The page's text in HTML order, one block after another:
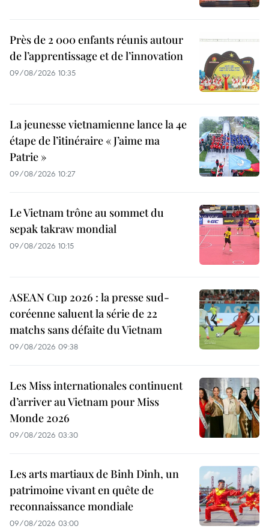
Près de 2 000 enfants réunis autour
de l’apprentissage et de l’innovation
09/08/2026 10:35
La jeunesse vietnamienne lance la 4e
étape de l’itinéraire « J’aime ma
Patrie »
09/08/2026 10:27
Le Vietnam trône au sommet du
sepak takraw mondial
09/08/2026 10:15
ASEAN Cup 2026 : la presse sud-
coréenne saluent la série de 22
matchs sans défaite du Vietnam
09/08/2026 09:38
Les Miss internationales continuent
d’arriver au Vietnam pour Miss
Monde 2026
09/08/2026 03:30
Les arts martiaux de Binh Dinh, un
patrimoine vivant en quête de
reconnaissance mondiale
09/08/2026 03:00